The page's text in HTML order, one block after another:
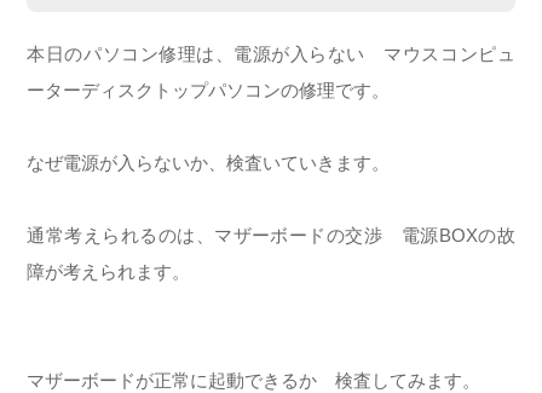
本日のパソコン修理は、電源が入らない マウスコンピュ
ーターディスクトップパソコンの修理です。
なぜ電源が入らないか、検査いていきます。
通常考えられるのは、マザーボードの交渉 電源BOXの故
障が考えられます。
マザーボードが正常に起動できるか 検査してみます。